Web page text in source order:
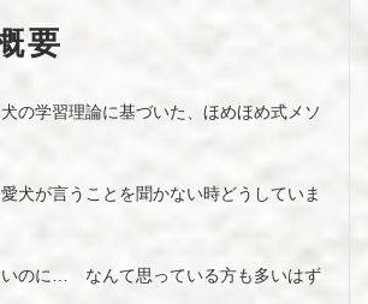
要
の学習理論に基づいた、ほめほめ式メソ
犬が言うことを聞かない時どうしていま
いのに… なんて思っている方も多いはず